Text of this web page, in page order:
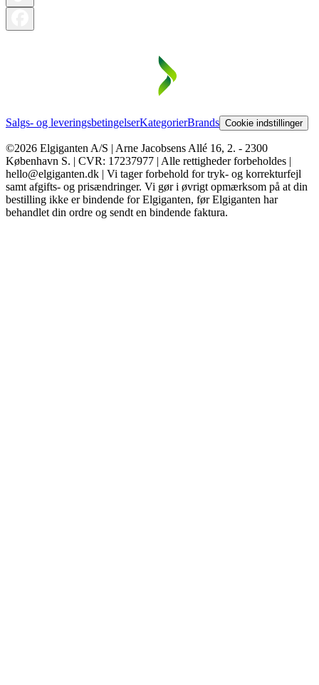
Salgs- og leveringsbetingelserKategorierBrands Cookie indstillinger
©2026 Elgiganten A/S | Arne Jacobsens Allé 16, 2. - 2300
København S. | CVR: 17237977 | Alle rettigheder forbeholdes |
hello@elgiganten.dk | Vi tager forbehold for tryk- og korrekturfejl
samt afgifts- og prisændringer. Vi gør i øvrigt opmærksom på at din
bestilling ikke er bindende for Elgiganten, før Elgiganten har
behandlet din ordre og sendt en bindende faktura.